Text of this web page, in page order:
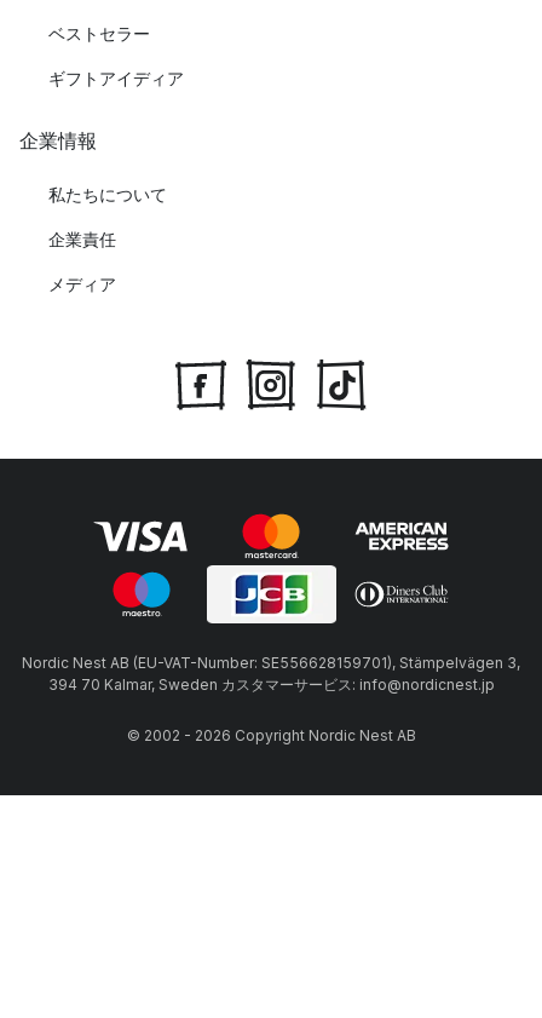
ベストセラー
ギフトアイディア
企業情報
私たちについて
企業責任
メディア
Nordic Nest AB (EU-VAT-Number: SE556628159701), Stämpelvägen 3,
394 70 Kalmar, Sweden カスタマーサービス: info@nordicnest.jp
© 2002 - 2026 Copyright Nordic Nest AB